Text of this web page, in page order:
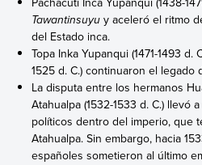
Tawantinsuyuy aceleró el ritmo
del Estado inca.
Topa Inka Yupanqui (1471-1493 d.
1525 d. C.) continuaron el legado
La disputa entre los hermanos
Atahualpa (1532-1533 d. C.) llevó
políticos dentro del imperio, que
Atahualpa. Sin embargo, hacia
españoles sometieron al último